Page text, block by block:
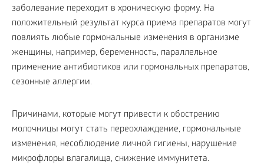
заболевание переходит в хроническую форму. На
положительный результат курса приема препаратов могут
повлиять любые гормональные изменения в организме
женщины, например, беременность, параллельное
применение антибиотиков или гормональных препаратов,
сезонные аллергии.
Причинами, которые могут привести к обострению
молочницы могут стать переохлаждение, гормональные
изменения, несоблюдение личной гигиены, нарушение
микрофлоры влагалища, снижение иммунитета.